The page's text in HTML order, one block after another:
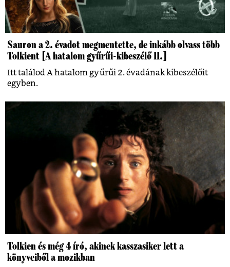
Sauron a 2. évadot megmentette, de inkább olvass több
Tolkient [A hatalom gyűrűi-kibeszélő II.]
Itt találod A hatalom gyűrűi 2. évadának kibeszélőit
egyben.
Tolkien és még 4 író, akinek kasszasiker lett a
könyveiből a mozikban